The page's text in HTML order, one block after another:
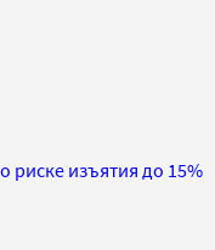
изъятия до 15%